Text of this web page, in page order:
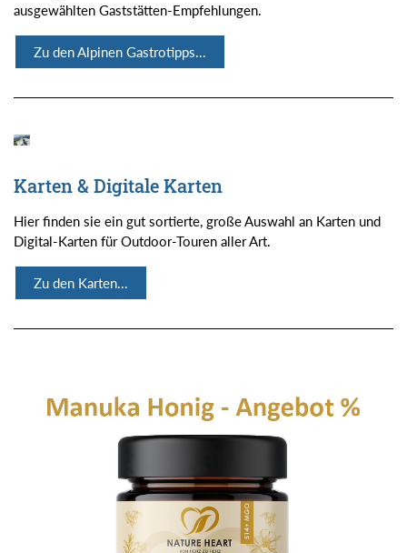
ausgewählten Gaststätten-Empfehlungen.
Zu den Alpinen Gastrotipps...
Karten & Digitale Karten
Hier finden sie ein gut sortierte, große Auswahl an Karten und
Digital-Karten für Outdoor-Touren aller Art.
Zu den Karten...